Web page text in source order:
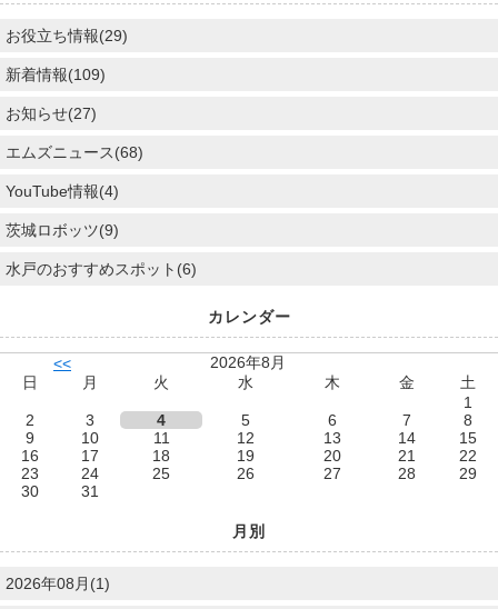
お役立ち情報(29)
新着情報(109)
お知らせ(27)
エムズニュース(68)
YouTube情報(4)
茨城ロボッツ(9)
水戸のおすすめスポット(6)
カレンダー
<<
2026年8月
日
月 火 水 木 金
土
1
2
3 4 5 6 7
8
9
10 11 12 13 14
15
16
17 18 19 20 21
22
23
24 25 26 27 28
29
30
31
月別
2026年08月(1)